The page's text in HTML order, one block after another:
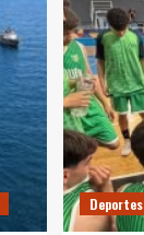
Deportes